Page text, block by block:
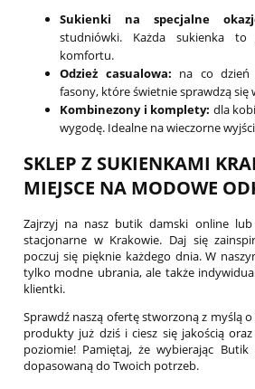
Sukienki na specjalne
studniówki. Każda sukienka to
komfortu.
Odzież casualowa: na co dzień
fasony, które świetnie sprawdzą się
Kombinezony i komplety: dla
wygodę. Idealne na wieczorne
SKLEP Z SUKIENKAMI
MIEJSCE NA MODOWE
Zajrzyj na nasz butik damski online
stacjonarne w Krakowie. Daj się
poczuj się pięknie każdego dnia. W
tylko modne ubrania, ale także
klientki.
Sprawdź naszą ofertę stworzoną z myślą
produkty już dziś i ciesz się jakością
poziomie! Pamiętaj, że wybierając Butik
dopasowaną do Twoich potrzeb.